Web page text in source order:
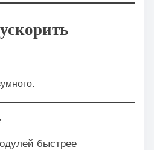
быстрее